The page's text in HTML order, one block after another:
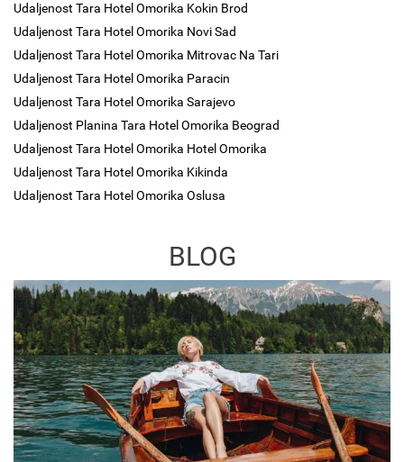
Udaljenost Tara Hotel Omorika Kokin Brod
Udaljenost Tara Hotel Omorika Novi Sad
Udaljenost Tara Hotel Omorika Mitrovac Na Tari
Udaljenost Tara Hotel Omorika Paracin
Udaljenost Tara Hotel Omorika Sarajevo
Udaljenost Planina Tara Hotel Omorika Beograd
Udaljenost Tara Hotel Omorika Hotel Omorika
Udaljenost Tara Hotel Omorika Kikinda
Udaljenost Tara Hotel Omorika Oslusa
BLOG